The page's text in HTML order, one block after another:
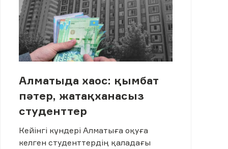
Алматыда хаос: қымбат
пәтер, жатақханасыз
студенттер
Кейінгі күндері Алматыға оқуға
келген студенттердің қаладағы